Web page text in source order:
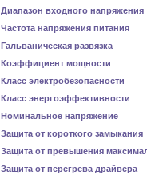
Диапазон входного напряжения
Частота напряжения питания
Гальваническая развязка
Коэффициент мощности
Класс электробезопасности
Класс энергоэффективности
Номинальное напряжение
Защита от короткого замыкания
Защита от превышения
Защита от перегрева драйвера